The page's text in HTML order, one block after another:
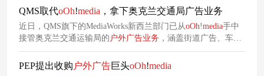
MediaBillie
Media
的客户作品包括 Prime Video 的《男孩们》和
《精灵旅社》、Go See、Boring Oat Milk 和 Silver Fern
Farms。BillieMedia于 2021 年在奥克兰成立，投资于澳大利亚
和新西兰的户外媒体解决方案。此次收购将 Billups 的全套户外
解决方案和服务引入澳新银行市场。
QMS取代oOh!media ，拿下奥克兰交通局广告业务
近日，QMS旗下的MediaWorks新西兰部门已从oOh!media手中
接管奥克兰交通运输局的 户外广告业务 ，涵盖街道广告、车载
媒体、交通枢纽广告和广告牌这四项户外广告资产，此次的合
作将进一步巩固该机构与奥克兰交通局过去10年的合作关系。
PEP提出收购 户外广告巨头oOh!media